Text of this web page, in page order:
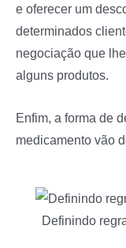
e oferecer um
determinados
negociação que
alguns produtos.
Enfim, a forma de
medicamento vão
Definindo